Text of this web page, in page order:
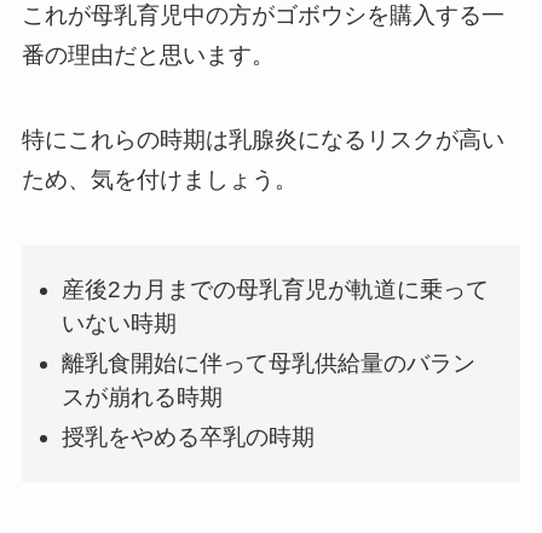
これが母乳育児中の方がゴボウシを購入する一
番の理由だと思います。
特にこれらの時期は乳腺炎になるリスクが高い
ため、気を付けましょう。
産後2カ月までの母乳育児が軌道に乗って
いない時期
離乳食開始に伴って母乳供給量のバラン
スが崩れる時期
授乳をやめる卒乳の時期